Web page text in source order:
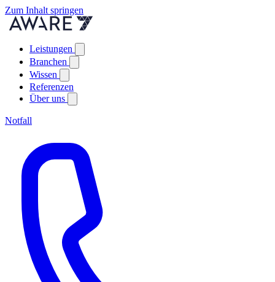
Zum Inhalt springen
Leistungen
Branchen
Wissen
Referenzen
Über uns
Notfall